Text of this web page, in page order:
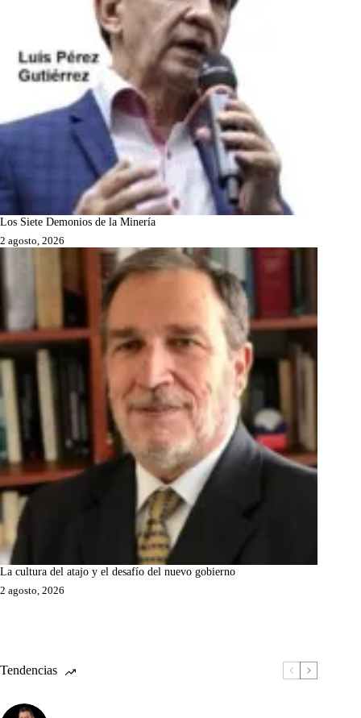
Los Siete Demonios de la Minería
2 agosto, 2026
La cultura del atajo y el desafío del nuevo gobierno
2 agosto, 2026
Tendencias